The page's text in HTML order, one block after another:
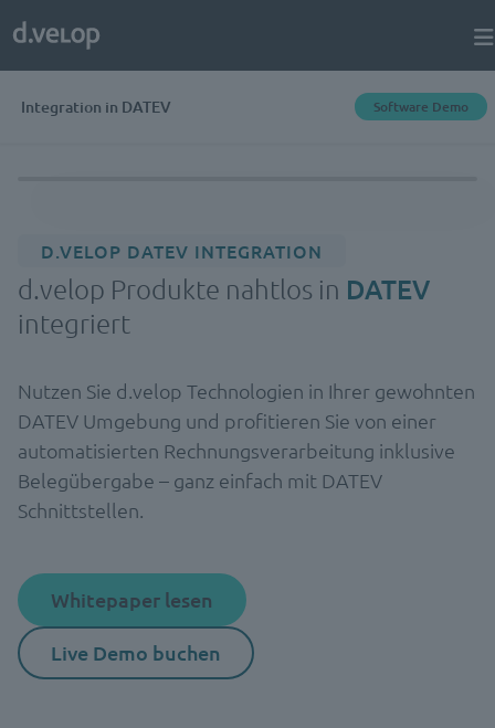
Integration in DATEV Software Demo
D.VELOP DATEV INTEGRATION
d.velop Produkte nahtlos in DATEV
integriert
Nutzen Sie d.velop Technologien in Ihrer gewohnten
DATEV Umgebung und profitieren Sie von einer
automatisierten Rechnungsverarbeitung inklusive
Belegübergabe – ganz einfach mit DATEV
Schnittstellen.
Whitepaper lesen
Live Demo buchen